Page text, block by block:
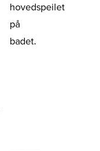
hovedspeilet
på
badet.